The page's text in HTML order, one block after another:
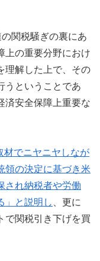
関税騒ぎの裏にあ
上の重要分野におけ
理解した上で、その
うということであ
済安全保障上重要な
材でニヤニヤしなが
領の決定に基づき米
され納税者や労働
」と説明し
、更に
で関税引き下げを買